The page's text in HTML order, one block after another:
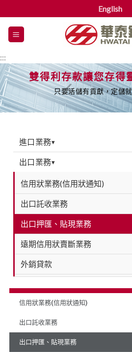
English
堡
:::
雙得利存款讓您存得
只要活儲有貢獻，定儲
進口業務▾
出口業務▾
信用狀業務(信用狀通知)
出口託收業務
出口押匯、貼現業務
遠期信用狀賣斷業務
外銷貸款
信用狀業務(信用狀通知)
出口託收業務
出口押匯、貼現業務